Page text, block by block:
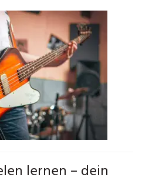
lernen – dein